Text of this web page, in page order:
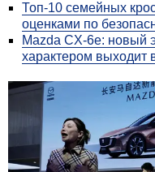
Топ-10 семейных
оценками по
Mazda CX-6e: новый
характером выходит